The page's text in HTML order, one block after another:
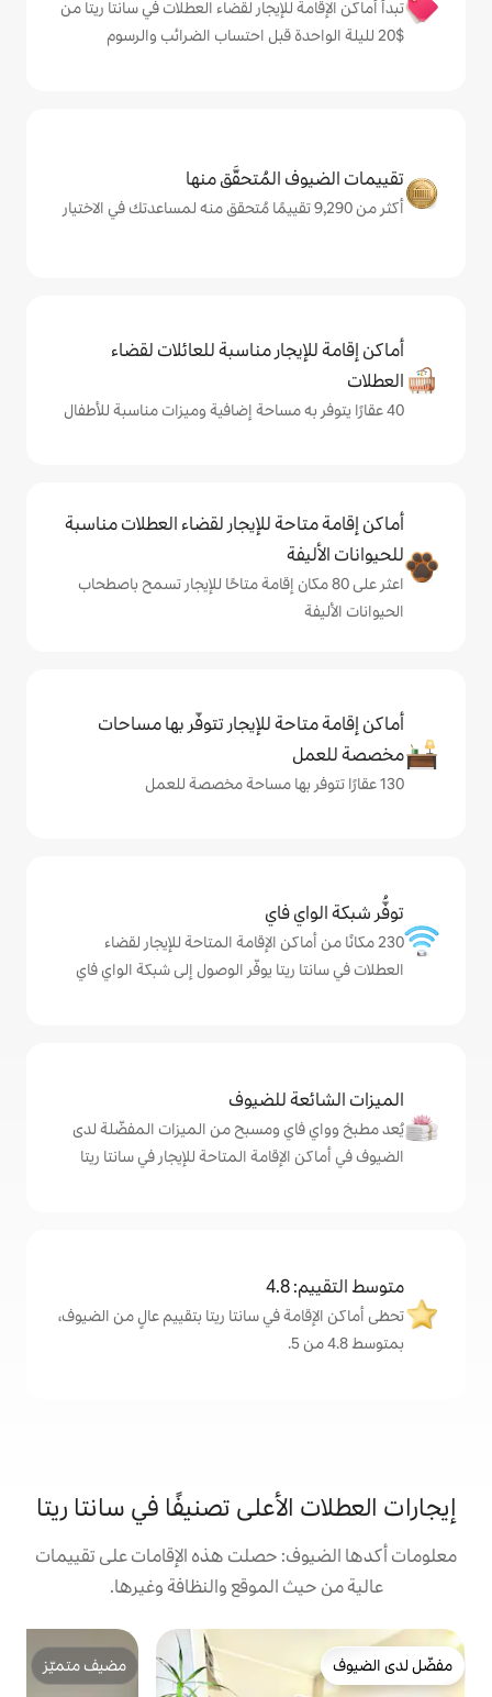
للإيجار لقضاء العطلات في سانتا ريتا من
المُتحقَّق منها
مناسبة للعائلات لقضاء
للإيجار لقضاء العطلات مناسبة
80 مكان إقامة متاحًا للإيجار تسمح باصطحاب
للإيجار تتوفّر بها مساحات
الإقامة المتاحة للإيجار لقضاء
يوفّر الوصول إلى شبكة الواي فاي
ومسبح من الميزات المفضّلة لدى
المتاحة للإيجار في سانتا ريتا
في سانتا ريتا بتقييم عالٍ من الضيوف،
تصنيفًا في سانتا ريتا
حصلت هذه الإقامات على تقييمات
الموقع والنظافة وغيرها.
مضيف متميّز
مضيف متميّز